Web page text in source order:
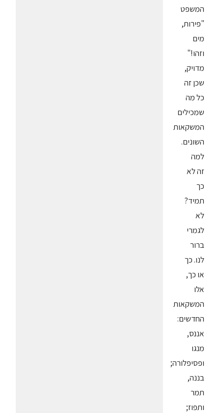
המשפט
"פירות,
מים
וזהו!"
מדויק,
שכן זה
כל מה
שמכילים
המשקאות
השונים.
למה
זה לא
כך
תמיד?
לא
לגמרי
ברור
לנו. כך
או כך,
אלו
המשקאות
החדשים:
אננס,
מנגו
ופסיפלורה;
בננה,
תמר
ותפוז;